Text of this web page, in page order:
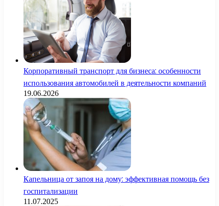
Корпоративный транспорт для бизнеса: особенности
использования автомобилей в деятельности компаний
19.06.2026
Капельница от запоя на дому: эффективная помощь без
госпитализации
11.07.2025